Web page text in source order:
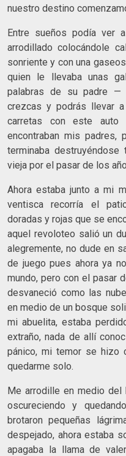
nuestro destino
Entre sueños podía ver
arrodillado colocándole
sonriente y con una
quien le llevaba unas
palabras de su padre —
crezcas y podrás llevar
carretas con este
encontraban mis padres,
terminaba
vieja por el pasar de los
Ahora estaba junto a mi
ventisca recorría el
doradas y rojas que se
aquel revoloteo salió un
alegremente, no dude en
de juego pues ahora ya
mundo, pero con el pasar
desvaneció como las
en medio de un bosque
mi abuelita, estaba
extraño, nada de allí
pánico, mi temor se hizo
quedarme solo.
Me arrodille en medio
oscureciendo y
brotaron pequeñas
despejado, ahora estaba
apagaba la llama de